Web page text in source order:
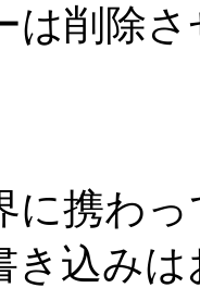
は削除さ
に携わっ
き込みは